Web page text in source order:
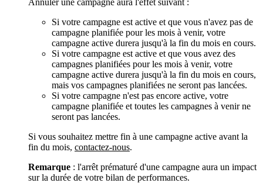
Si votre campagne est active et que vous n'avez pas de
campagne planifiée pour les mois à venir, votre
campagne active durera jusqu'à la fin du mois en cours.
Si votre campagne est active et que vous avez des
campagnes planifiées pour les mois à venir, votre
campagne active durera jusqu'à la fin du mois en cours,
mais vos campagnes planifiées ne seront pas lancées.
Si votre campagne n'est pas encore active, votre
campagne planifiée et toutes les campagnes à venir ne
seront pas lancées.
Si vous souhaitez mettre fin à une campagne active avant la
fin du mois, contactez-nous.
Remarque : l'arrêt prématuré d'une campagne aura un impact
sur la durée de votre bilan de performances.